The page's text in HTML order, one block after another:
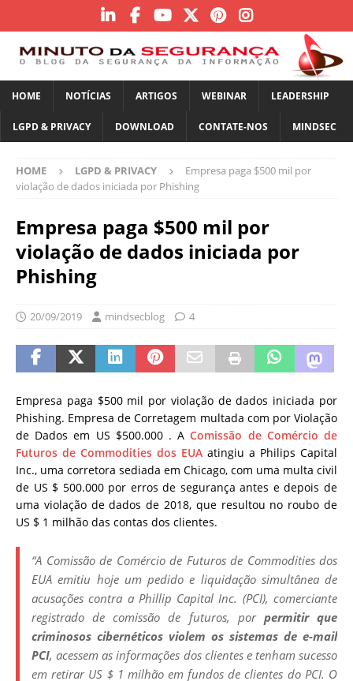
HOME NOTÍCIAS ARTIGOS WEBINAR LEADERSHIP
LGPD & PRIVACY DOWNLOAD CONTATE-NOS MINDSEC
HOME LGPD & PRIVACY
Empresa paga $500 mil por
violação de dados iniciada por Phishing
Empresa paga $500 mil por
violação de dados iniciada por
Phishing
20/09/2019 mindsecblog 4
Empresa paga $500 mil por violação de dados iniciada por
Phishing. Empresa de Corretagem multada com por Violação
de Dados em US $500.000 .AComissão de Comércio de
Futuros de Commodities dos EUA atingiu a Philips Capital
Inc., uma corretora sediada em Chicago, com uma multa civil
de US $ 500.000 por erros de segurança antes e depois de
uma violação de dados de 2018, que resultou no roubo de
US $ 1 milhão das contas dos clientes.
“A Comissão de Comércio de Futuros de Commodities dos
EUA emitiu hoje um pedido e liquidação simultânea de
acusações contra a Phillip Capital Inc. (PCI), comerciante
registrado de comissão de futuros, porpermitir que
criminosos cibernéticos violem os sistemas de e-mail
PCI, acessem as informações dos clientes e tenham sucesso
em retirar US $ 1 milhão em fundos de clientes do PCI. O